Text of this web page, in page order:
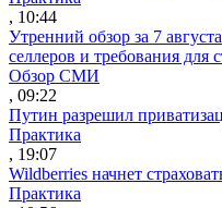
, 10:44
Утренний обзор за 7
селлеров и требования для
Обзор СМИ
, 09:22
Путин разрешил
Практика
, 19:07
Wildberries начнет
Практика